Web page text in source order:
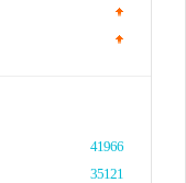
41966
35121